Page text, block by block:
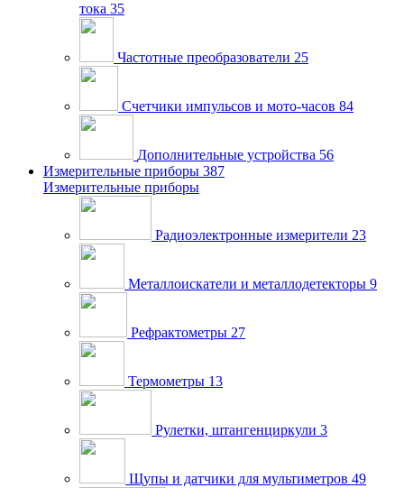
тока 35
Частотные преобразователи 25
Счетчики импульсов и мото-часов 84
Дополнительные устройства 56
Измерительные приборы 387
Измерительные приборы
Радиоэлектронные измерители 23
Металлоискатели и металлодетекторы 9
Рефрактометры 27
Термометры 13
Рулетки, штангенциркули 3
Щупы и датчики для мультиметров 49